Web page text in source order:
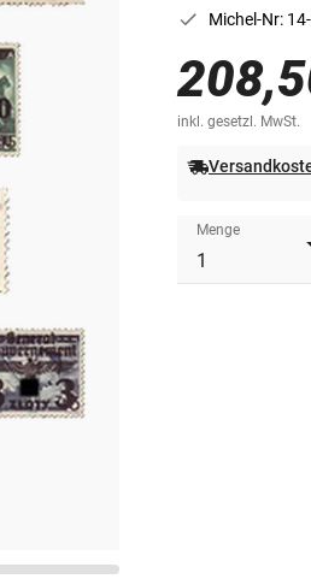
Michel-Nr:
inkl. gesetzl. MwSt.
Menge